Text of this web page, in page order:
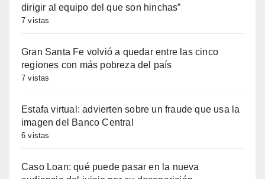
dirigir al equipo del que son hinchas”
7 vistas
Gran Santa Fe volvió a quedar entre las cinco
regiones con más pobreza del país
7 vistas
Estafa virtual: advierten sobre un fraude que usa la
imagen del Banco Central
6 vistas
Caso Loan: qué puede pasar en la nueva